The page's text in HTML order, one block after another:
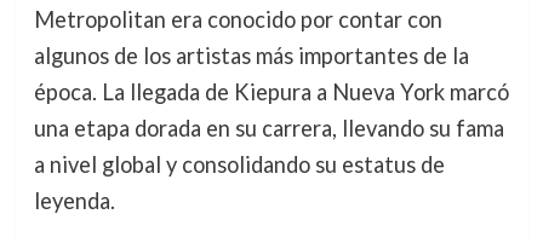
Metropolitan era conocido por contar con
algunos de los artistas más importantes de la
época. La llegada de Kiepura a Nueva York marcó
una etapa dorada en su carrera, llevando su fama
a nivel global y consolidando su estatus de
leyenda.